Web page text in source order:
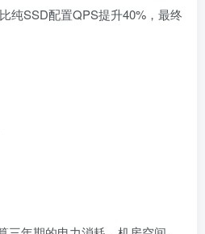
纯SSD配置QPS提升40%，最终